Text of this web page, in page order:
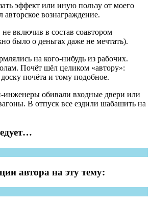
эффект или иную пользу от моего
авторское вознаграждение.
включив в состав соавтором
было о деньгах даже не мечтать).
на кого-нибудь из рабочих.
Почёт шёл целиком «автору»:
почёта и тому подобное.
обивали входные двери или
В отпуск все ездили шабашить на
автора на эту тему: